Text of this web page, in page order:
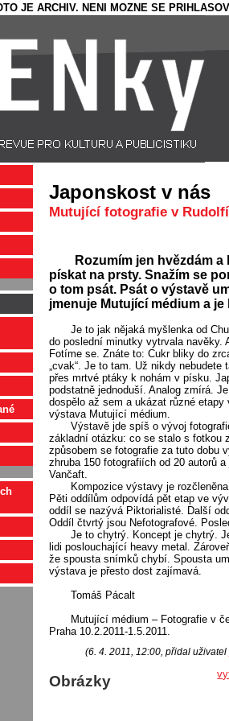
JE ARCHIV. NENI MOZNE SE
Japonskost v nás
Mutující fotografie v
Rozumím jen hvězdám
pískat na prsty. Snažím se
o tom psát. Psát o výstavě
jmenuje Mutující médium a
Je to jak nějaká myšlenka od
do poslední minutky vytrvala navěky.
Fotíme se. Znáte to: Cukr bliky do
„cvak“. Je to tam. Už nikdy
přes mrtvé ptáky k nohám v písku.
podstatně jednoduší. Analog zmírá.
dospělo až sem a ukázat různé
výstava Mutující médium.
Výstavě jde spíš o vývoj
základní otázku: co se stalo s fotkou
způsobem se fotografie za tuto dobu
zhruba 150 fotografiích od 20 autorů
Vančaft.
Kompozice výstavy je
Pěti oddílům odpovídá pět etap ve
oddíl se nazývá Piktorialisté. Další
Oddíl čtvrtý jsou Nefotografové.
Je to chytrý. Koncept je chytrý.
lidi poslouchající heavy metal.
že spousta snímků chybí. Spousta
výstava je přesto dost zajímavá.
Tomáš Pácalt
Mutující médium – Fotografie v
Praha 10.2.2011-1.5.2011.
(6. 4. 2011, 12:00, přidal uživatel
Obrázky